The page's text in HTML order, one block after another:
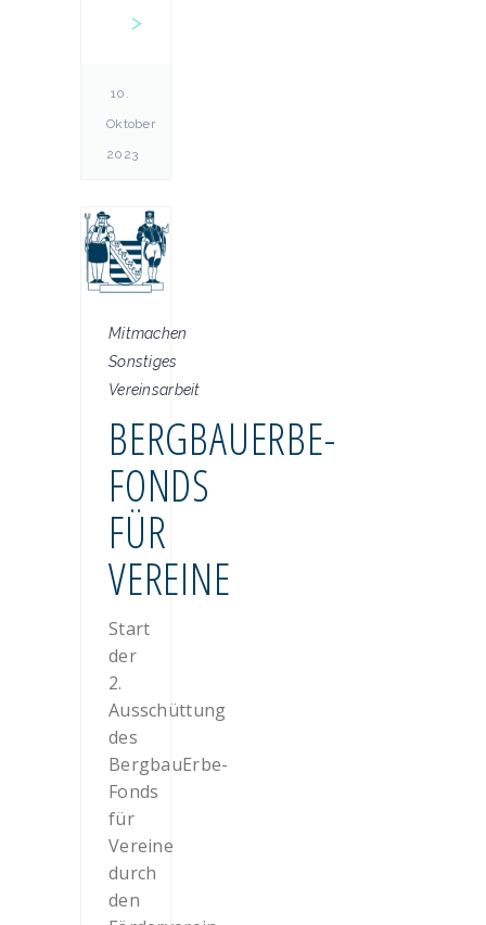
10.
Oktober
2023
Mitmachen
Sonstiges
Vereinsarbeit
BERGBAUERBE-
FONDS
FÜR
VEREINE
Start
der
2.
Ausschüttung
des
BergbauErbe-
Fonds
für
Vereine
durch
den